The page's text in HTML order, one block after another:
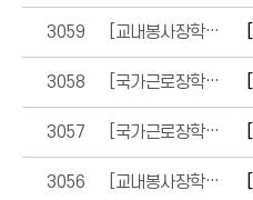
3059 [교내봉사장학금]
3058 [국가근로장학금]
3057 [국가근로장학금]
3056 [교내봉사장학금]